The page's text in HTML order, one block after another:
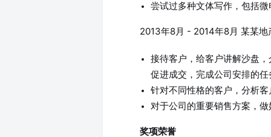
尝试过多种文体写作，包括
2013年8月 - 2014年8月 某某地
接待客户，给客户讲解沙盘
促进成交，完成公司安排的任
针对不同性格的客户，分析
对于公司的重要销售方案，
奖项荣誉